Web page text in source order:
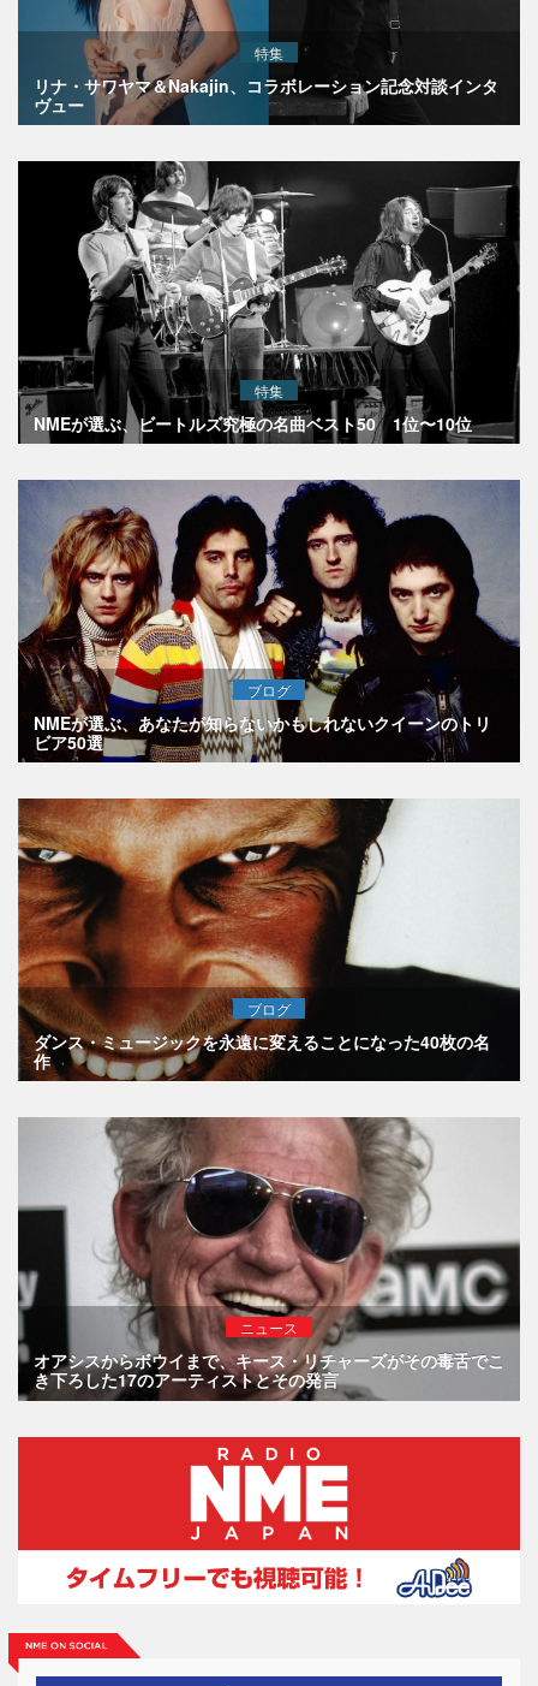
特集
リナ・サワヤマ＆Nakajin、コラボレーション記念対談インタ
ヴュー
特集
NMEが選ぶ、ビートルズ究極の名曲ベスト50 1位〜10位
ブログ
NMEが選ぶ、あなたが知らないかもしれないクイーンのトリ
ビア50選
ブログ
ダンス・ミュージックを永遠に変えることになった40枚の名
作
ニュース
オアシスからボウイまで、キース・リチャーズがその毒舌でこ
き下ろした17のアーティストとその発言